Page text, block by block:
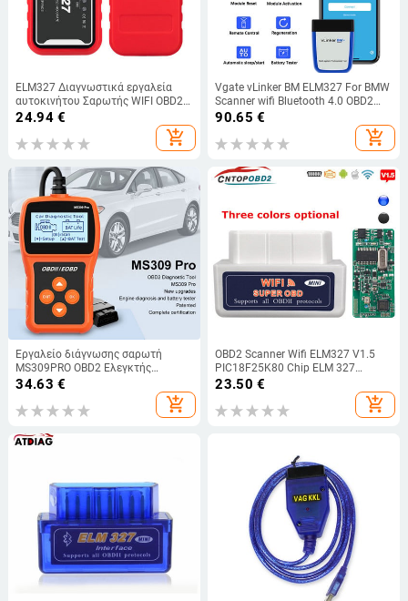
ELM327 Διαγνωστικά εργαλεία
αυτοκινήτου Σαρωτής WIFI OBD2
για HUMMER GMC Chevrolet FORD
VOLVO TOYOTA Hyundai Honda
KIA AUDI VW BMW Σαρωτής
24.94€
add_shopping_cart
Vgate vLinker BM ELM327 For BMW
Scanner wifi Bluetooth 4.0 OBD2
OBD 2 Car Diagnostic Auto Scan
Tool Bimmercode ELM 327 V 1 5
90.65 €
add_shopping_cart
Εργαλείο διάγνωσης σαρωτή
MS309PRO OBD2 Ελεγκτής
μπαταρίας Αναγνώστης κωδικού
Αναλυτής ελεγκτή κινητήρα
34.63 €
add_shopping_cart
OBD2 Scanner Wifi ELM327 V1.5
PIC18F25K80 Chip ELM 327
Bluetooth V1.5 OBD II Auto
Diagnostic Tool for Android/IOS
Code Reader
23.50 €
add_shopping_cart